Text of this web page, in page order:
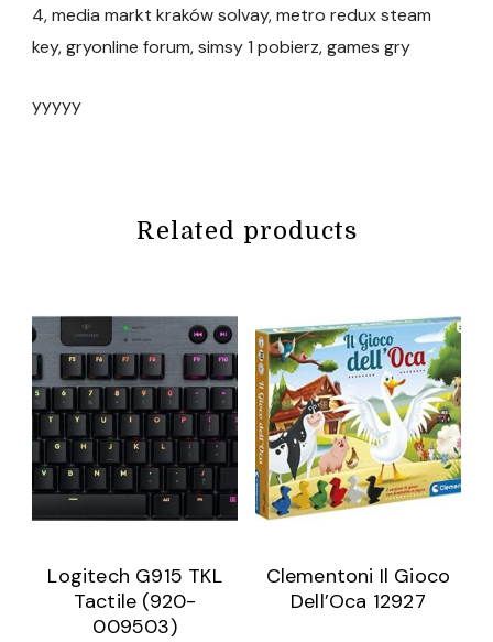
4, media markt kraków solvay, metro redux steam
key, gryonline forum, simsy 1 pobierz, games gry
yyyyy
Related products
Logitech G915 TKL
Tactile (920-
009503)
Clementoni Il Gioco
Dell’Oca 12927